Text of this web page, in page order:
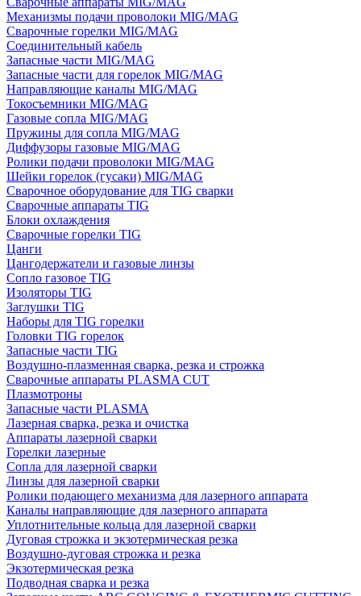
Механизмы подачи проволоки MIG/MAG
Сварочные горелки MIG/MAG
Соединительный кабель
Запасные части MIG/MAG
Запасные части для горелок MIG/MAG
Направляющие каналы MIG/MAG
Токосъемники MIG/MAG
Газовые сопла MIG/MAG
Пружины для сопла MIG/MAG
Диффузоры газовые MIG/MAG
Ролики подачи проволоки MIG/MAG
Шейки горелок (гусаки) MIG/MAG
Сварочное оборудование для TIG сварки
Сварочные аппараты TIG
Блоки охлаждения
Сварочные горелки TIG
Цанги
Цангодержатели и газовые линзы
Сопло газовое TIG
Изоляторы TIG
Заглушки TIG
Наборы для TIG горелки
Головки TIG горелок
Запасные части TIG
Воздушно-плазменная сварка, резка и строжка
Сварочные аппараты PLASMA CUT
Плазмотроны
Запасные части PLASMA
Лазерная сварка, резка и очистка
Аппараты лазерной сварки
Горелки лазерные
Сопла для лазерной сварки
Линзы для лазерной сварки
Ролики подающего механизма для лазерного аппарата
Каналы направляющие для лазерного аппарата
Уплотнительные кольца для лазерной сварки
Дуговая строжка и экзотермическая резка
Воздушно-дуговая строжка и резка
Экзотермическая резка
Подводная сварка и резка